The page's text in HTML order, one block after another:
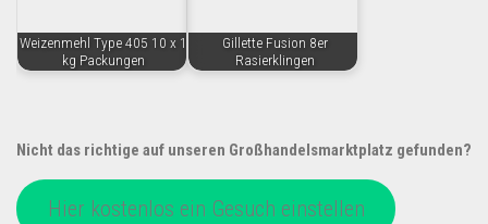
Weizenmehl Type 405 10 x 1
kg Packungen
Gillette Fusion 8er
Rasierklingen
Nicht das richtige auf unseren Großhandelsmarktplatz gefunden?
Hier kostenlos ein Gesuch einstellen